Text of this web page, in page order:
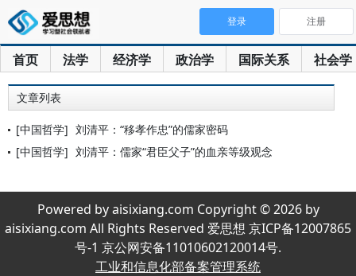
首页 法学 经济学 政治学 国际关系 社会学
登录 注册
文章列表
[中国哲学] 刘清平：“移孝作忠”的儒家密码
[中国哲学] 刘清平：儒家“君臣父子”的血亲等级观念
Powered by aisixiang.com Copyright © 2026 by
aisixiang.com All Rights Reserved 爱思想 京ICP备12007865
号-1 京公网安备11010602120014号.
工业和信息化部备案管理系统